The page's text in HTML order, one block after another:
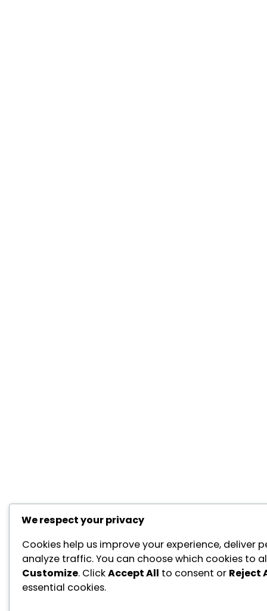
We respect your privacy
Cookies help us improve your experience, deliver
analyze traffic. You can choose which cookies to
Customize. ClickAccept All to consent or Reject
essential cookies.